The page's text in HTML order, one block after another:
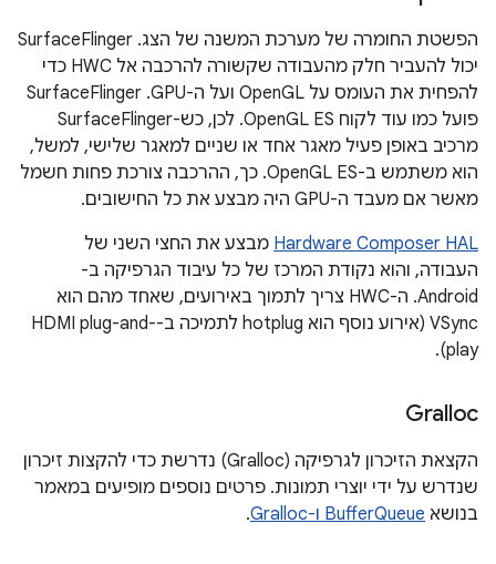
הפשטת החומרה של מערכת המשנה של הצג. ‫SurfaceFlinger
יכול להעביר חלק מהעבודה שקשורה להרכבה אל HWC כדי
להפחית את העומס על OpenGL ועל ה-GPU. ‫SurfaceFlinger
פועל כמו עוד לקוח OpenGL ES. לכן, כש-SurfaceFlinger
מרכיב באופן פעיל מאגר אחד או שניים למאגר שלישי, למשל,
הוא משתמש ב-OpenGL ES. כך, ההרכבה צורכת פחות חשמל
מאשר אם מעבד ה-GPU היה מבצע את כל החישובים.
Hardware Composer HAL מבצע את החצי השני של
העבודה, והוא נקודת המרכז של כל עיבוד הגרפיקה ב-
Android. ה-HWC צריך לתמוך באירועים, שאחד מהם הוא
VSync (אירוע נוסף הוא hotplug לתמיכה ב-HDMI plug-and-
play).
Gralloc
הקצאת הזיכרון לגרפיקה (Gralloc) נדרשת כדי להקצות זיכרון
שנדרש על ידי יוצרי תמונות. פרטים נוספים מופיעים במאמר
בנושא BufferQueue ו-Gralloc .